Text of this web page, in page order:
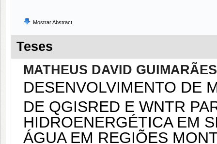
Mostrar Abstract
Teses
MATHEUS DAVID
DESENVOLVIMENTO DE
DE QGISRED E WNTR
HIDROENERGÉTICA EM
ÁGUA EM REGIÕES